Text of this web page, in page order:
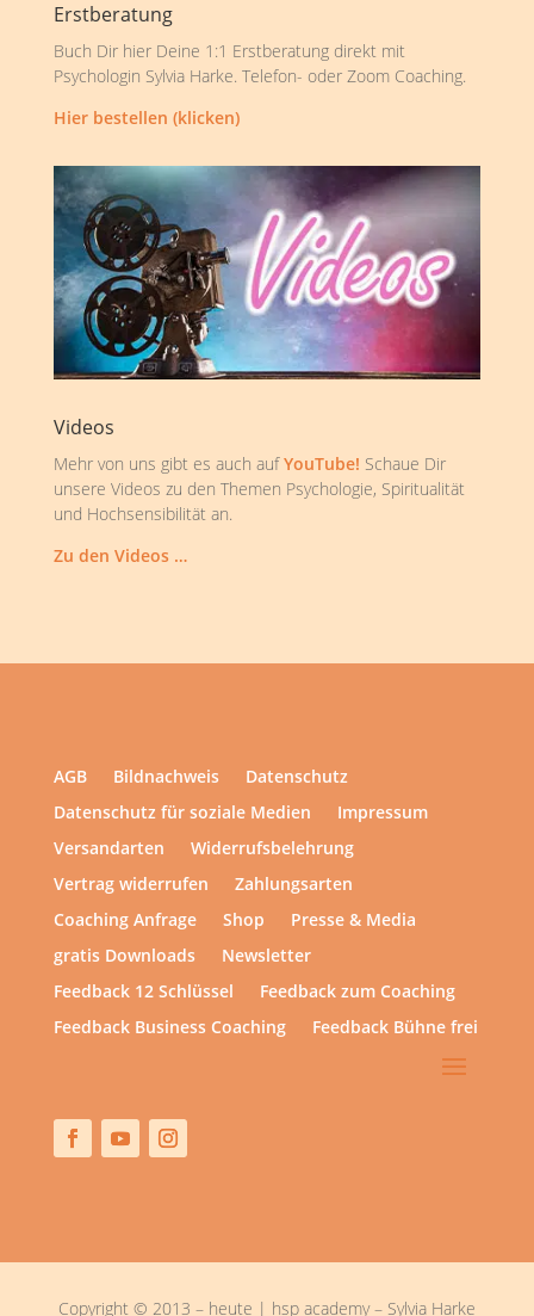
Erstberatung
Buch Dir hier Deine 1:1 Erstberatung direkt mit
Psychologin Sylvia Harke. Telefon- oder Zoom Coaching.
Hier bestellen (klicken)
Videos
Mehr von uns gibt es auch aufYouTube! Schaue Dir
unsere Videos zu den Themen Psychologie, Spiritualität
und Hochsensibilität an.
Zu den Videos …
AGB Bildnachweis
Datenschutz
Datenschutz für soziale Medien
Impressum
Versandarten
Widerrufsbelehrung
Vertrag widerrufen
Zahlungsarten
Coaching Anfrage
Shop
Presse & Media
gratis Downloads
Newsletter
Feedback 12 Schlüssel
Feedback zum Coaching
Feedback Business Coaching
Feedback Bühne frei
Copyright © 2013 – heute | hsp academy – Sylvia Harke